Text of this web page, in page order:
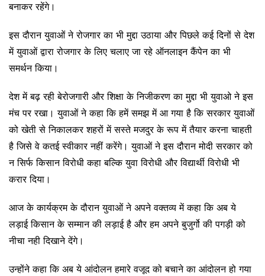
बनाकर रहेंगे।
इस दौरान युवाओं ने रोजगार का भी मुद्दा उठाया और पिछले कई दिनों से देश
में युवाओं द्वारा रोजगार के लिए चलाए जा रहे ऑनलाइन कैंपेन का भी
समर्थन किया।
देश में बढ़ रही बेरोजगारी और शिक्षा के निजीकरण का मुद्दा भी युवाओ ने इस
मंच पर रखा। युवाओं ने कहा कि हमें समझ में आ गया है कि सरकार युवाओं
को खेती से निकालकर शहरों में सस्ते मजदुर के रूप में तैयार करना चाहती
है जिसे वे कतई स्वीकार नहीं करेंगे। युवाओं ने इस दौरान मोदी सरकार को
न सिर्फ किसान विरोधी कहा बल्कि युवा विरोधी और विद्यार्थी विरोधी भी
करार दिया।
आज के कार्यक्रम के दौरान युवाओं ने अपने वक्तव्य में कहा कि अब ये
लड़ाई किसान के सम्मान की लड़ाई है और हम अपने बुजुर्गो की पगड़ी को
नीचा नही दिखाने देंगे।
उन्होंने कहा कि अब ये आंदोलन हमारे वजूद को बचाने का आंदोलन हो गया